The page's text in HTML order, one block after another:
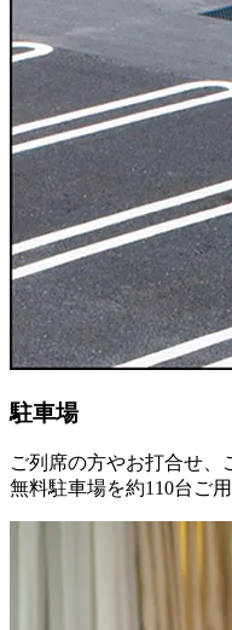
駐車場
ご列席の方やお打合せ、
無料駐車場を約110台ご